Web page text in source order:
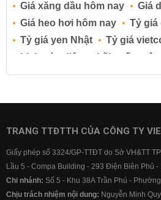
Giá xăng dầu hôm nay
Giá
Giá heo hơi hôm nay
Tỷ giá
Tỷ giá yen Nhật
Tỷ giá
Lịch cúp điện
Lãi suất ngân
Lãi suất tiết kiệm
Lãi suất
Lãi suất ngân hàng BIDV
Lãi suất ngân hàng
TRANG TTĐTTH CỦA CÔNG TY
Giấy phép số 3324/GP-TTĐT do Sở VH&TT
Lầu 5 - Compa Building - 293 Điện Biên Phủ
Chi nhánh: Số 5 - Khu 38A Trần Phú -
Chịu trách nhiệm nội dung: Nguyễn Minh